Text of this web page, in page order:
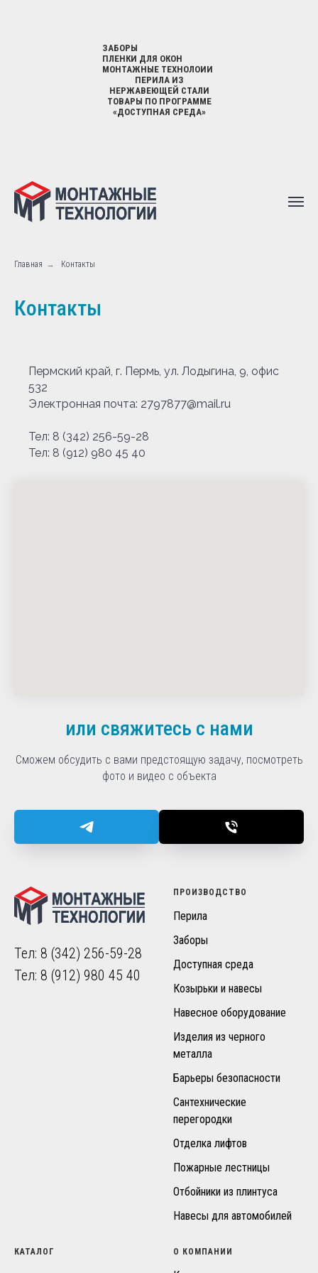
ЗАБОРЫ
ПЛЕНКИ ДЛЯ ОКОН
МОНТАЖНЫЕ ТЕХНОЛОИИ
ПЕРИЛА ИЗ
НЕРЖАВЕЮЩЕЙ СТАЛИ
ТОВАРЫ ПО ПРОГРАММЕ
«ДОСТУПНАЯ СРЕДА»
Главная → Контакты
Контакты
Пермский край, г. Пермь, ул. Лодыгина, 9, офис
532
Электронная почта: 2797877@mail.ru
Тел: 8 (342) 256-59-28
Тел: 8 (912) 980 45 40
или свяжитесь с нами
Сможем обсудить с вами предстоящую задачу, посмотреть
фото и видео с объекта
Тел: 8 (342) 256-59-28
Тел: 8 (912) 980 45 40
ПРОИЗВОДСТВО
Перила
Заборы
Доступная среда
Козырьки и навесы
Навесное оборудование
Изделия из черного
металла
Барьеры безопасности
Сантехнические
перегородки
Отделка лифтов
Пожарные лестницы
Отбойники из плинтуса
Навесы для автомобилей
КАТАЛОГ О КОМПАНИИ